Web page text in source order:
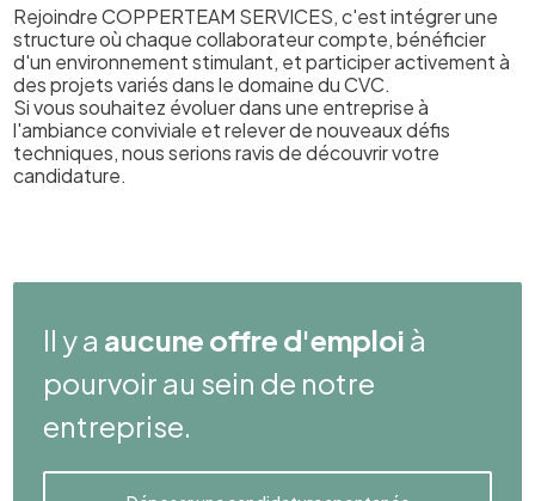
Rejoindre COPPERTEAM SERVICES, c'est intégrer une
structure où chaque collaborateur compte, bénéficier
d'un environnement stimulant, et participer activement à
des projets variés dans le domaine du CVC.
Si vous souhaitez évoluer dans une entreprise à
l'ambiance conviviale et relever de nouveaux défis
techniques, nous serions ravis de découvrir votre
candidature.
Il y a aucune offre d'emploi à
pourvoir au sein de notre
entreprise.